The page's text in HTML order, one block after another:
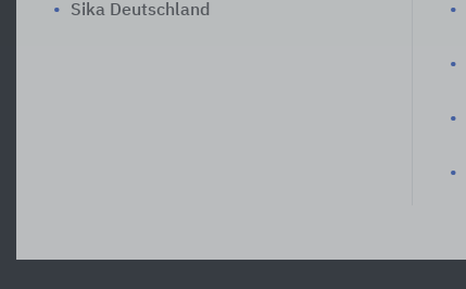
Sika Deutschland